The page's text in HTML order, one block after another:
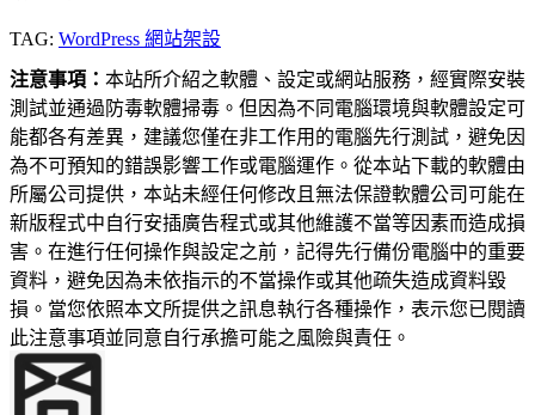
TAG: WordPress 網站架設
注意事項： 本站所介紹之軟體、設定或網站服務，經實際安裝
測試並通過防毒軟體掃毒。但因為不同電腦環境與軟體設定可
能都各有差異，建議您僅在非工作用的電腦先行測試，避免因
為不可預知的錯誤影響工作或電腦運作。從本站下載的軟體由
所屬公司提供，本站未經任何修改且無法保證軟體公司可能在
新版程式中自行安插廣告程式或其他維護不當等因素而造成損
害。在進行任何操作與設定之前，記得先行備份電腦中的重要
資料，避免因為未依指示的不當操作或其他疏失造成資料毀
損。當您依照本文所提供之訊息執行各種操作，表示您已閱讀
此注意事項並同意自行承擔可能之風險與責任。